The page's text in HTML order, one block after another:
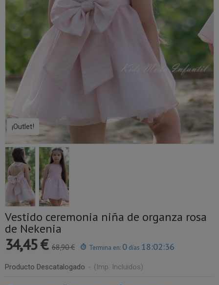
¡Outlet!
Vestido ceremonia niña de organza rosa
de Nekenia
34,45 € 68,90 € Termina en: 0 días 18:02:36
Producto Descatalogado - (Imp. Incluidos)